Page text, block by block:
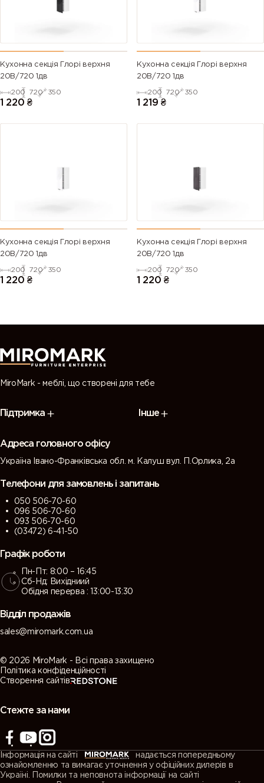
Кухонна секція Глорі верхня
20В/720 1дв
200 720 350
1 220 ₴
Кухонна секція Глорі верхня
20В/720 1дв
200 720 350
1 219 ₴
Кухонна секція Глорі верхня
20В/720 1дв
200 720 350
1 220 ₴
Кухонна секція Глорі верхня
20В/720 1дв
200 720 350
1 220 ₴
MiroMark - меблі, що створені для тебе
Підтримка Інше
Адреса головного офісу
Україна Івано-Франківська обл. м. Калуш вул. П.Орлика, 2а
Телефони для замовлень і запитань
050 506-70-60
096 506-70-60
093 506-70-60
(03472) 6-41-50
Графік роботи
Пн-Пт: 8:00 – 16:45
Сб-Нд: Вихідниий
Обідня перерва : 13:00-13:30
Відділ продажів
sales@miromark.com.ua
© 2026 MiroMark - Всі права захищено
Політика конфіденційності
Створення сайтів
Стежте за нами
Інформація на сайті
надається попередньому
ознайомленню та вимагає уточнення у офіційних дилерів в
Україні. Помилки та неповнота інформації на сайті